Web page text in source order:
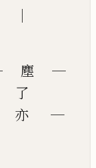
塵 ─
了
─